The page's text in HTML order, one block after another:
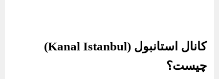
کانال استانبول (Kanal Istanbul)
چیست؟